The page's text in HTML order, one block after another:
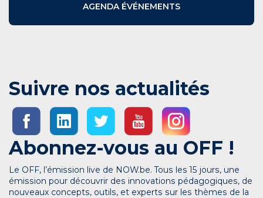
AGENDA ÉVÉNEMENTS
Suivre nos actualités
Abonnez-vous au OFF !
Le OFF, l’émission live de NOW.be. Tous les 15 jours, une
émission pour découvrir des innovations pédagogiques, de
nouveaux concepts, outils, et experts sur les thèmes de la